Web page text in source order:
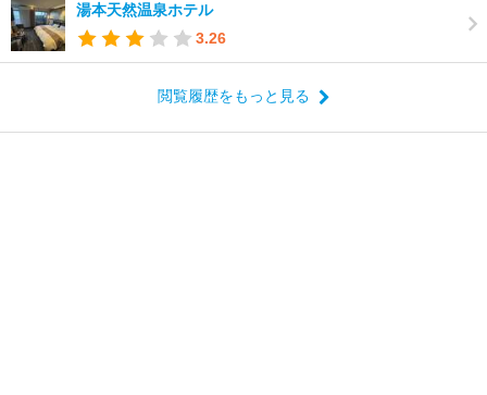
湯本天然温泉ホテル
3.26
閲覧履歴をもっと見る